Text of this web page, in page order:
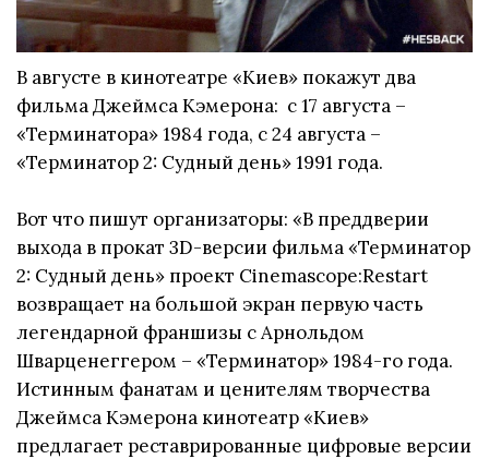
В августе в кинотеатре «Киев» покажут два
фильма Джеймса Кэмерона: с 17 августа –
«Терминатора» 1984 года, с 24 августа –
«Терминатор 2: Судный день» 1991 года.
Вот что пишут организаторы: «В преддверии
выхода в прокат 3D-версии фильма «Терминатор
2: Судный день» проект Cinemascope:Restart
возвращает на большой экран первую часть
легендарной франшизы с Арнольдом
Шварценеггером – «Терминатор» 1984-го года.
Истинным фанатам и ценителям творчества
Джеймса Кэмерона кинотеатр «Киев»
предлагает реставрированные цифровые версии